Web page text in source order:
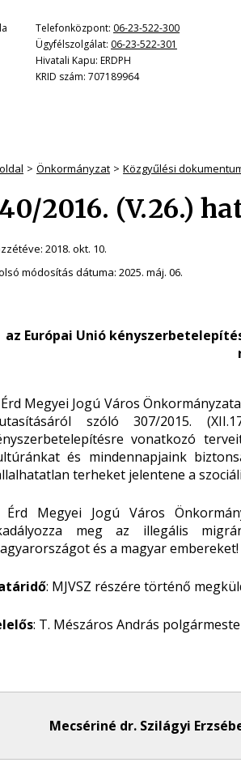
Telefonközpont: 06-23-522-300
Ügyfélszolgálat: 06-23-522-301
Hivatali Kapu: ERDPH
KRID szám: 707189964
Önkormányzat Közgyűlési
2016. (V.26.)
2018. okt. 10.
módosítás dátuma: 2025. máj. 06.
az Európai Unió
Érd Megyei Jogú Város
szóló 307/2015.
vonatkozó
és mindennapjaink
terheket jelentene a
Érd Megyei Jogú Város
meg az illegális
és a magyar embereket!
: MJVSZ részére történő
: T. Mészáros András
Mecsériné dr. Szilágyi